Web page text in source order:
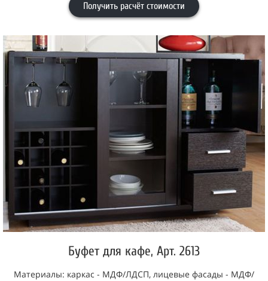
Получить расчёт стоимости
Буфет для кафе, Арт. 2613
Материалы: каркас - МДФ/ЛДСП, лицевые фасады - МДФ/